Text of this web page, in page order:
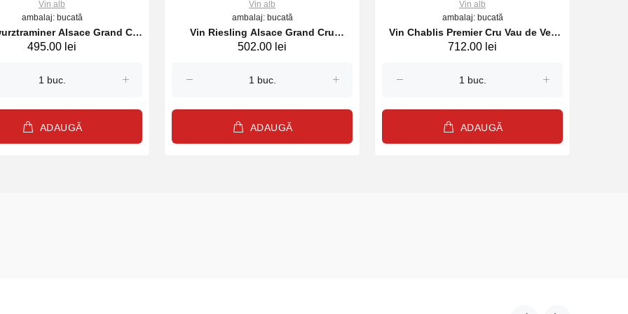
Vin alb
ambalaj: bucată
Alsace Grand Cru
Wunsch & Mann 2023
495.00 lei
ADAUGĂ
Vin alb
ambalaj: bucată
Vin Riesling Alsace Grand Cru
Steingrubler Wunsch & Mann 2022
502.00 lei
ADAUGĂ
Vin alb
ambalaj: bucată
Vin Chablis Premier Cru Vau de Vey
Pierrick Laroche 2022 alb, 750 ml
712.00 lei
ADAUGĂ